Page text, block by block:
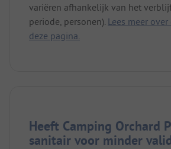
variëren afhankelijk van het
periode, personen). Lees meer
deze pagina.
Heeft Camping Orchard
sanitair voor minder